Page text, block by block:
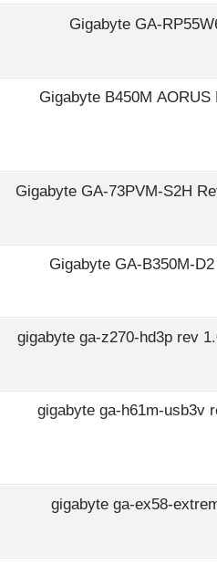
Gigabyte GA-
Gigabyte B450M
Gigabyte GA-73PVM-S2H
Gigabyte GA-B350M-
gigabyte ga-z270-hd3p rev
gigabyte ga-h61m-usb3v
gigabyte ga-ex58-